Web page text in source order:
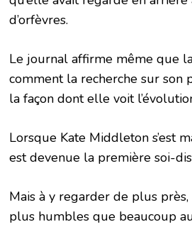
d’orfèvres.
Le journal affirme même que
comment la recherche sur
la façon dont elle voit
Lorsque Kate Middleton s’est
est devenue la première soi-
Mais à y regarder de plus
plus humbles que beaucoup